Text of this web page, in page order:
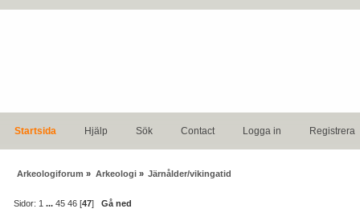
Startsida Hjälp Sök Contact Logga in Registrera
Arkeologiforum » Arkeologi» Järnålder/vikingatid
Sidor: 1 ...45 46 [47]Gå ned